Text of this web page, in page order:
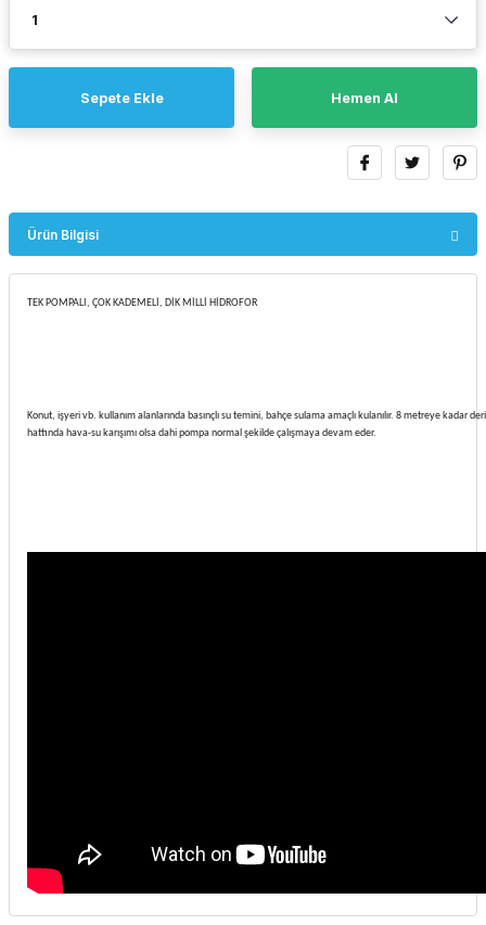
Sepete Ekle Hemen Al
Ürün Bilgisi
TEK POMPALI, ÇOK KADEMELİ, DİK MİLLİ HİDROFOR
Konut, işyeri vb. kullanım alanlarında basınçlı su temini, bahçe sulama amaçlı kulanılır. 8 metreye kadar
hattında hava-su karışımı olsa dahi pompa normal şekilde çalışmaya devam eder.